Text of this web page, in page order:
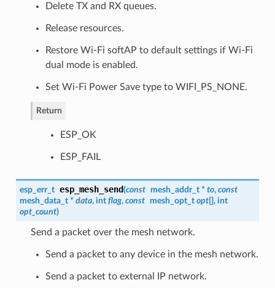
Delete TX and RX queues.
Release resources.
Restore Wi-Fi softAP to default settings if Wi-Fi
dual mode is enabled.
Set Wi-Fi Power Save type to WIFI_PS_NONE.
Return
ESP_OK
ESP_FAIL
esp_err_t esp_mesh_send(const mesh_addr_t* to, const
mesh_data_t* data, int flag, const mesh_opt_t opt[], int
opt_count)
Send a packet over the mesh network.
Send a packet to any device in the mesh network.
Send a packet to external IP network.